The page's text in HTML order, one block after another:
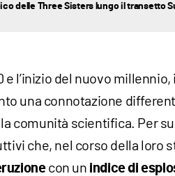
delle Three Sisters lungo il transetto
e l’inizio del nuovo
una connotazione
comunità scientifica. Per
che, nel corso della loro
con un indice di